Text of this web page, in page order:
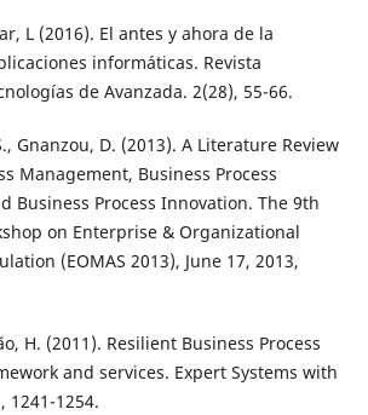
L (2016). El antes y ahora de la
informáticas. Revista
de Avanzada. 2(28), 55-66.
Gnanzou, D. (2013). A Literature Review
Management, Business Process
Business Process Innovation. The 9th
on Enterprise & Organizational
(EOMAS 2013), June 17, 2013,
H. (2011). Resilient Business Process
and services. Expert Systems with
1241-1254.